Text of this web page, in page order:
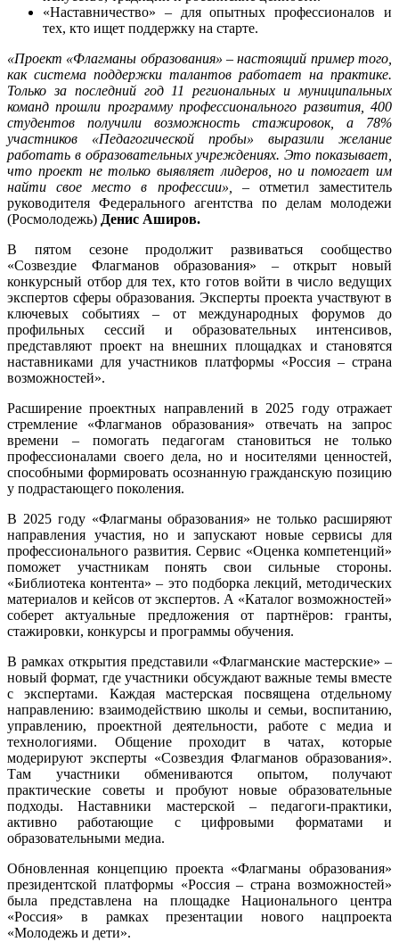
«Наставничество» – для опытных профессионалов и
тех, кто ищет поддержку на старте.
«Проект «Флагманы образования» – настоящий пример того,
как система поддержки талантов работает на практике.
Только за последний год 11 региональных и муниципальных
команд прошли программу профессионального развития, 400
студентов получили возможность стажировок, а 78%
участников «Педагогической пробы» выразили желание
работать в образовательных учреждениях. Это показывает,
что проект не только выявляет лидеров, но и помогает им
найти свое место в профессии»,
– отметил заместитель
руководителя Федерального агентства по делам молодежи
(Росмолодежь) Денис Аширов.
В пятом сезоне продолжит развиваться сообщество
«Созвездие Флагманов образования» –открыт новый
конкурсный отбор для тех, кто готов войти в число ведущих
экспертов сферы образования. Эксперты проекта участвуют в
ключевых событиях – от международных форумов до
профильных сессий и образовательных интенсивов,
представляют проект на внешних площадках и становятся
наставниками для участников платформы «Россия – страна
возможностей».
Расширение проектных направлений в 2025 году отражает
стремление «Флагманов образования» отвечать на запрос
времени – помогать педагогам становиться не только
профессионалами своего дела, но и носителями ценностей,
способными формировать осознанную гражданскую позицию
у подрастающего поколения.
В 2025 году «Флагманы образования» не только расширяют
направления участия, но и запускают новые сервисы для
профессионального развития. Сервис «Оценка компетенций»
поможет участникам понять свои сильные стороны.
«Библиотека контента» – это подборка лекций, методических
материалов и кейсов от экспертов. А «Каталог возможностей»
соберет актуальные предложения от партнёров: гранты,
стажировки, конкурсы и программы обучения.
В рамках открытия представили «Флагманские мастерские» –
новый формат, где участники обсуждают важные темы вместе
с экспертами. Каждая мастерская посвящена отдельному
направлению: взаимодействию школы и семьи, воспитанию,
управлению, проектной деятельности, работе с медиа и
технологиями. Общение проходит в чатах, которые
модерируют эксперты «Созвездия Флагманов образования».
Там участники обмениваются опытом, получают
практические советы и пробуют новые образовательные
подходы. Наставники мастерской – педагоги-практики,
активно работающие с цифровыми форматами и
образовательными медиа.
Обновленная концепцию проекта «Флагманы образования»
президентской платформы «Россия – страна возможностей»
была представлена на площадке Национального центра
«Россия» в рамках презентации нового нацпроекта
«Молодежь и дети».